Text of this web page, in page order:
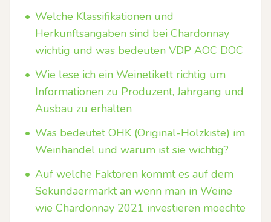
• Welche Klassifikationen und
Herkunftsangaben sind bei Chardonnay
wichtig und was bedeuten VDP AOC DOC
• Wie lese ich ein Weinetikett richtig um
Informationen zu Produzent, Jahrgang und
Ausbau zu erhalten
• Was bedeutet OHK (Original-Holzkiste) im
Weinhandel und warum ist sie wichtig?
• Auf welche Faktoren kommt es auf dem
Sekundaermarkt an wenn man in Weine
wie Chardonnay 2021 investieren moechte